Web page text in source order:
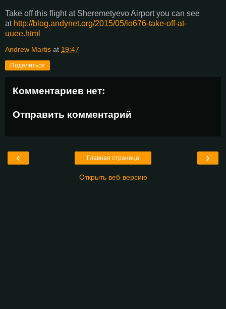
Take off this flight at Sheremetyevo Airport you can see
at http://blog.andynet.org/2015/05/lo676-take-off-at-
uuee.html
Andrew Martis at 19:47
Поделиться
Комментариев нет:
Отправить комментарий
‹ ›
Главная страница
Открыть веб-версию